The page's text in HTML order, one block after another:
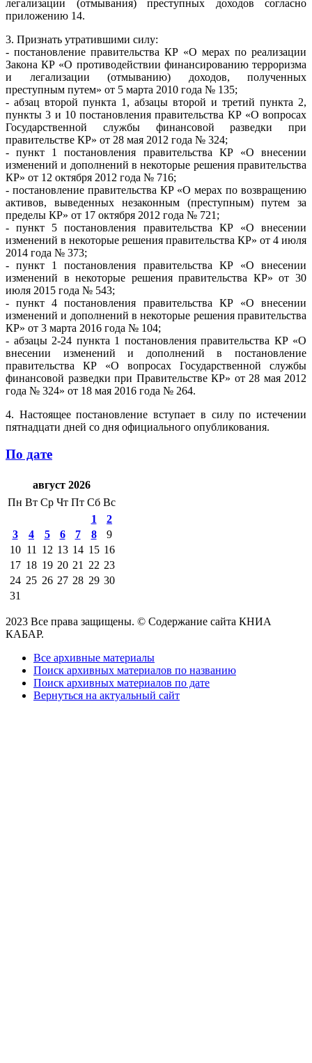
легализации (отмывания) преступных доходов согласно
приложению 14.
3. Признать утратившими силу:
- постановление правительства КР «О мерах по реализации
Закона КР «О противодействии финансированию терроризма
и легализации (отмыванию) доходов, полученных
преступным путем» от 5 марта 2010 года № 135;
- абзац второй пункта 1, абзацы второй и третий пункта 2,
пункты 3 и 10 постановления правительства КР «О вопросах
Государственной службы финансовой разведки при
правительстве КР» от 28 мая 2012 года № 324;
- пункт 1 постановления правительства КР «О внесении
изменений и дополнений в некоторые решения правительства
КР» от 12 октября 2012 года № 716;
- постановление правительства КР «О мерах по возвращению
активов, выведенных незаконным (преступным) путем за
пределы КР» от 17 октября 2012 года № 721;
- пункт 5 постановления правительства КР «О внесении
изменений в некоторые решения правительства КР» от 4 июля
2014 года № 373;
- пункт 1 постановления правительства КР «О внесении
изменений в некоторые решения правительства КР» от 30
июля 2015 года № 543;
- пункт 4 постановления правительства КР «О внесении
изменений и дополнений в некоторые решения правительства
КР» от 3 марта 2016 года № 104;
- абзацы 2-24 пункта 1 постановления правительства КР «О
внесении изменений и дополнений в постановление
правительства КР «О вопросах Государственной службы
финансовой разведки при Правительстве КР» от 28 мая 2012
года № 324» от 18 мая 2016 года № 264.
4. Настоящее постановление вступает в силу по истечении
пятнадцати дней со дня официального опубликования.
По дате
август 2026
Пн Вт Ср Чт Пт Сб Вс
1
2
3
4 5 6 7 8
9
10 11 12 13 14 15 16
17 18 19 20 21 22 23
24 25 26 27 28 29 30
31
2023 Все права защищены. © Содержание сайта КНИА
КАБАР.
Все архивные материалы
Поиск архивных материалов по названию
Поиск архивных материалов по дате
Вернуться на актуальный сайт